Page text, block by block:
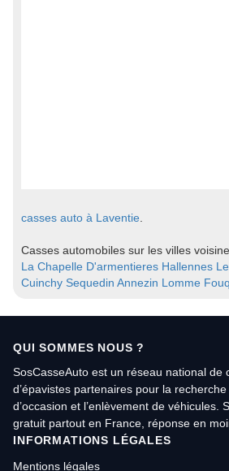
casses auto à Laventie
Casses automobiles sur les villes
La Chapelle D'armentieres Hallennes
Cuinchy Sequedin Annezin Lomme
QUI SOMMES NOUS ?
SosCasseAuto est un réseau national de
d’épavistes partenaires pour la
d’occasion et l’enlèvement de véhicules.
gratuit partout en France, réponse en
INFORMATIONS LÉGALES
Mentions légales